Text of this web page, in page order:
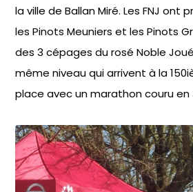
la ville de Ballan Miré. Les FNJ ont
les Pinots Meuniers et les Pinots
des 3 cépages du rosé Noble
même niveau qui arrivent à la
place avec un marathon couru en